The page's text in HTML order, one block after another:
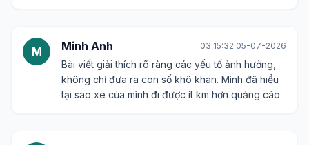
M Minh Anh 03:15:32 05-07-2026
Bài viết giải thích rõ ràng các yếu tố ảnh hưởng,
không chỉ đưa ra con số khô khan. Mình đã hiểu
tại sao xe của mình đi được ít km hơn quảng cáo.